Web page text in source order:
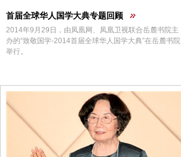
首届全球华人国学大典专题回顾
2014年9月29日，由凤凰网、凤凰卫视联合岳麓书院主
办的“致敬国学-2014首届全球华人国学大典”在岳麓书院
举行。